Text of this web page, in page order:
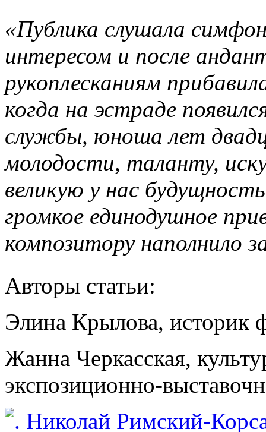
«Публика слушала
интересом и после
рукоплесканиям
когда на эстраде
службы, юноша лет
молодости, таланту,
великую у нас
громкое единодушное
композитору наполнило
Авторы статьи:
Элина Крылова, историк
Жанна Черкасская,
экспозиционно-